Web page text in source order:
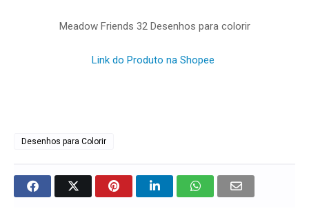
Meadow Friends 32 Desenhos para colorir
Link do Produto na Shopee
Desenhos para Colorir